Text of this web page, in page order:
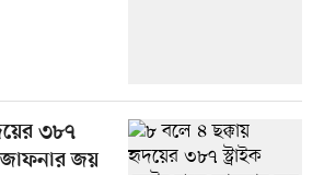
৩৮৭
জাফনার জয়